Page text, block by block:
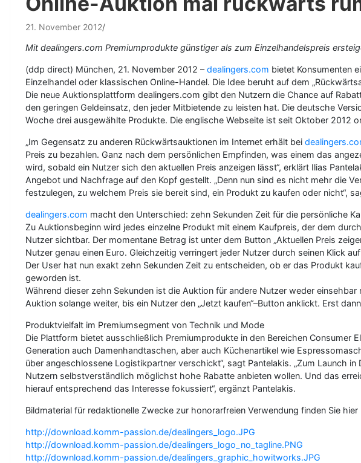
21. November 2012
Mit dealingers.com Premiumprodukte günstiger als zum Einzelhandelspreis
(ddp direct) München, 21. November 2012 –dealingers.com bietet Konsumenten
Einzelhandel oder klassischen Online-Handel. Die Idee beruht auf dem
Die neue Auktionsplattform dealingers.com gibt den Nutzern die Chance auf
den geringen Geldeinsatz, den jeder Mitbietende zu leisten hat. Die deutsche
Woche drei ausgewählte Produkte. Die englische Webseite ist seit Oktober 2012
„Im Gegensatz zu anderen Rückwärtsauktionen im Internet erhält bei
Preis zu bezahlen. Ganz nach dem persönlichen Empfinden, was einem das
wird, sobald ein Nutzer sich den aktuellen Preis anzeigen lässt“, erklärt Ilias
Angebot und Nachfrage auf den Kopf gestellt. „Denn nun sind es nicht mehr die
festzulegen, zu welchem Preis sie bereit sind, ein Produkt zu kaufen oder nicht“,
dealingers.com macht den Unterschied: zehn Sekunden Zeit für die persönliche
Zu Auktionsbeginn wird jedes einzelne Produkt mit einem Kaufpreis, der dem
Nutzer sichtbar. Der momentane Betrag ist unter dem Button „Aktuellen Preis
Nutzer genau einen Euro. Gleichzeitig verringert jeder Nutzer durch seinen Klick
Der User hat nun exakt zehn Sekunden Zeit zu entscheiden, ob er das Produkt
geworden ist.
Während dieser zehn Sekunden ist die Auktion für andere Nutzer weder
Auktion solange weiter, bis ein Nutzer den „Jetzt kaufen“–Button anklickt. Erst
Produktvielfalt im Premiumsegment von Technik und Mode
Die Plattform bietet ausschließlich Premiumprodukte in den Bereichen
Generation auch Damenhandtaschen, aber auch Küchenartikel wie
über angeschlossene Logistikpartner verschickt“, sagt Pantelakis. „Zum Launch
Nutzern selbstverständlich möglichst hohe Rabatte anbieten wollen. Und das
hierauf entsprechend das Interesse fokussiert“, ergänzt Pantelakis.
Bildmaterial für redaktionelle Zwecke zur honorarfreien Verwendung finden Sie
http://download.komm-passion.de/dealingers_logo.JPG
http://download.komm-passion.de/dealingers_logo_no_tagline.PNG
http://download.komm-passion.de/dealingers_graphic_howitworks.JPG